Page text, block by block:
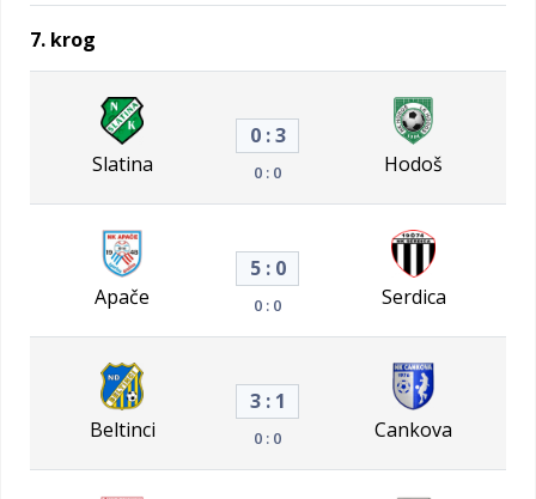
7. krog
Slatina
0 : 3
0 : 0 Hodoš
Apače
5 : 0
0 : 0 Serdica
Beltinci
3 : 1
0 : 0 Cankova